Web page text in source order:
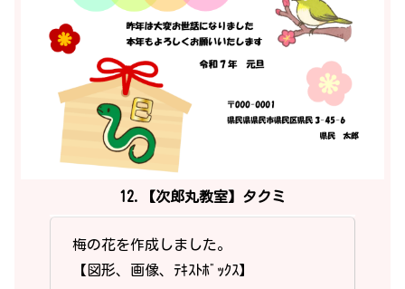
12.【次郎丸教室】タクミ
梅の花を作成しました。
【図形、画像、ﾃｷｽﾄﾎﾞｯｸｽ】